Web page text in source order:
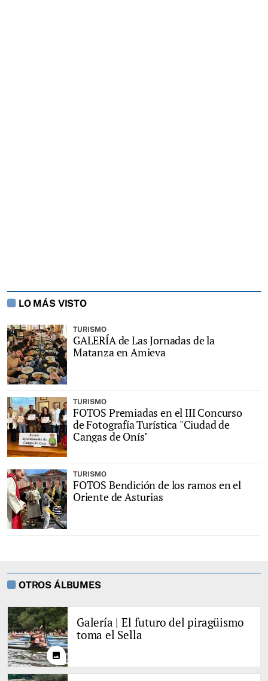
LO MÁS VISTO
TURISMO
GALERÍA de Las Jornadas de la
Matanza en Amieva
TURISMO
FOTOS Premiadas en el III Concurso
de Fotografía Turística "Ciudad de
Cangas de Onís"
TURISMO
FOTOS Bendición de los ramos en el
Oriente de Asturias
OTROS ÁLBUMES
photo
Galería | El futuro del piragüismo
toma el Sella